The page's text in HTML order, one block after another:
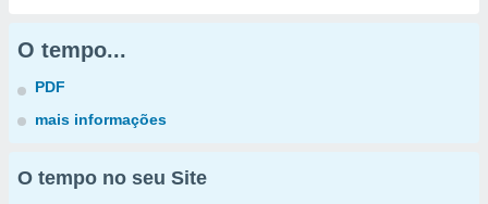
O tempo...
PDF
mais informações
O tempo no seu Site